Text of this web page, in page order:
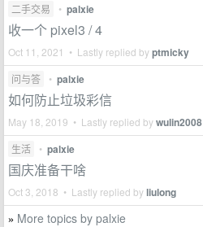
二手交易 • palxie
收一个 pixel3 / 4
Oct 11, 2021 • Lastly replied byptmicky
问与答 • palxie
如何防止垃圾彩信
May 18, 2019 • Lastly replied bywulin2008
生活 • palxie
国庆准备干啥
Oct 3, 2018 • Lastly replied byliulong
» More topics by palxie